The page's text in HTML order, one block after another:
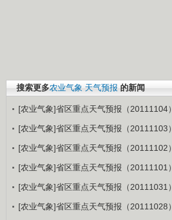
搜索更多农业气象 天气预报 的新闻
[农业气象]省区重点天气预报（20111104）
[农业气象]省区重点天气预报（20111103）
[农业气象]省区重点天气预报（20111102）
[农业气象]省区重点天气预报（20111101）
[农业气象]省区重点天气预报（20111031）
[农业气象]省区重点天气预报（20111028）